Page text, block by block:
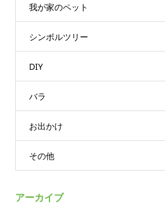
我が家のペット
シンボルツリー
DIY
バラ
お出かけ
その他
アーカイブ